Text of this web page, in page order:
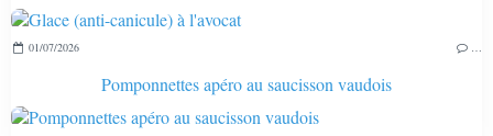
01/07/2026 …
Pomponnettes apéro au saucisson vaudois